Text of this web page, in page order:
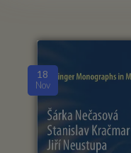
18
Nov